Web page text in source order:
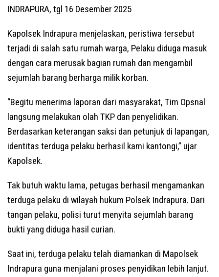
INDRAPURA, tgl 16 Desember 2025
Kapolsek Indrapura menjelaskan, peristiwa tersebut
terjadi di salah satu rumah warga, Pelaku diduga masuk
dengan cara merusak bagian rumah dan mengambil
sejumlah barang berharga milik korban.
“Begitu menerima laporan dari masyarakat, Tim Opsnal
langsung melakukan olah TKP dan penyelidikan.
Berdasarkan keterangan saksi dan petunjuk di lapangan,
identitas terduga pelaku berhasil kami kantongi,” ujar
Kapolsek.
Tak butuh waktu lama, petugas berhasil mengamankan
terduga pelaku di wilayah hukum Polsek Indrapura. Dari
tangan pelaku, polisi turut menyita sejumlah barang
bukti yang diduga hasil curian.
Saat ini, terduga pelaku telah diamankan di Mapolsek
Indrapura guna menjalani proses penyidikan lebih lanjut.